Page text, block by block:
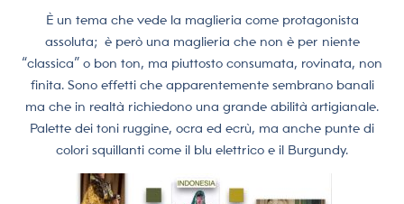
È un tema che vede la maglieria come protagonista
assoluta; è però una maglieria che non è per niente
“classica” o bon ton, ma piuttosto consumata, rovinata, non
finita. Sono effetti che apparentemente sembrano banali
ma che in realtà richiedono una grande abilità artigianale.
Palette dei toni ruggine, ocra ed ecrù, ma anche punte di
colori squillanti come il blu elettrico e il Burgundy.